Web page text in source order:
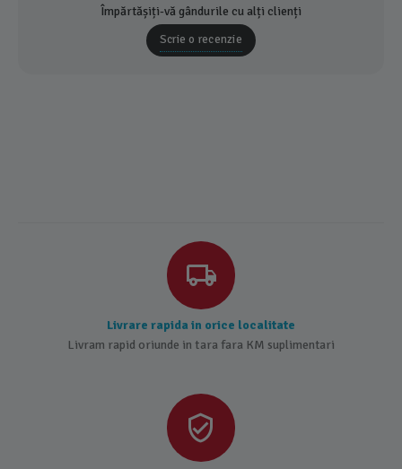
Împărtășiți-vă gândurile cu alți clienți
Scrie o recenzie
Livrare rapida in orice localitate
Livram rapid oriunde in tara fara KM suplimentari